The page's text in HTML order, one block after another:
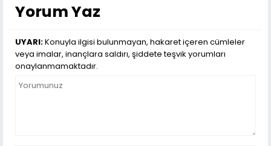
Yorum Yaz
UYARI:Konuyla ilgisi bulunmayan, hakaret içeren cümleler
veya imalar, inançlara saldırı, şiddete teşvik yorumları
onaylanmamaktadır.